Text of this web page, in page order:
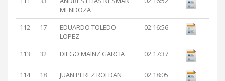
MENDOZA
112 17
EDUARDO TOLEDO
LOPEZ
02:16:56
113 32 DIEGO MAINZ GARCIA 02:17:37
114 18 JUAN PEREZ ROLDAN 02:18:05